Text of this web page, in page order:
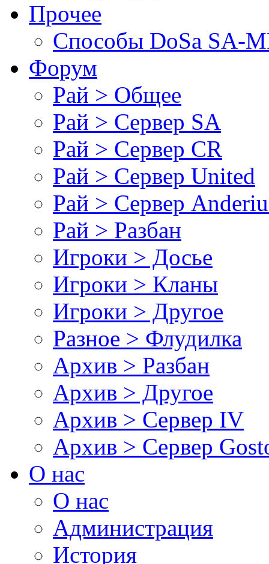
Прочее
Cпособы DoSа SA-
Форум
Рай > Общее
Рай > Сервер SA
Рай > Сервер CR
Рай > Сервер United
Рай > Сервер
Рай > Разбан
Игроки > Досье
Игроки > Кланы
Игроки > Другое
Разное > Флудилка
Архив > Разбан
Архив > Другое
Архив > Сервер IV
Архив > Сервер
О нас
О нас
Администрация
История